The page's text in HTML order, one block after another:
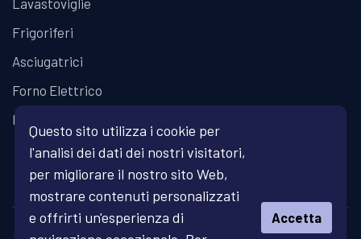
Questo sito utilizza i cookie per
l'analisi dei dati dei nostri visitatori,
per migliorare il nostro sito Web,
mostrare contenuti personalizzati
e offrirti un'esperienza di
Accetta
Lavastoviglie
Frigoriferi
Asciugatrici
Forno Elettrico
Piano Cottura